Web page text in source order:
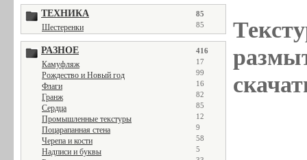
ТЕХНИКА 85
Шестеренки 85
РАЗНОЕ 416
Камуфляж 17
Рождество и Новый год 99
Флаги 16
Гранж 82
Сердца 85
Промышленные текстуры 12
Поцарапанная стена 9
Черепа и кости 58
Надписи и буквы 5